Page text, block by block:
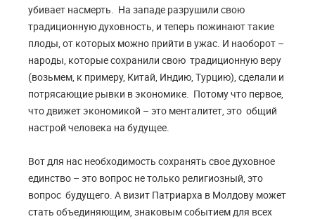
убивает насмерть. На западе разрушили свою
традиционную духовность, и теперь пожинают такие
плоды, от которых можно прийти в ужас. И наоборот –
народы, которые сохранили свою традиционную веру
(возьмем, к примеру, Китай, Индию, Турцию), сделали и
потрясающие рывки в экономике. Потому что первое,
что движет экономикой – это менталитет, это общий
настрой человека на будущее.
Вот для нас необходимость сохранять свое духовное
единство – это вопрос не только религиозный, это
вопрос будущего. А визит Патриарха в Молдову может
стать объединяющим, знаковым событием для всех